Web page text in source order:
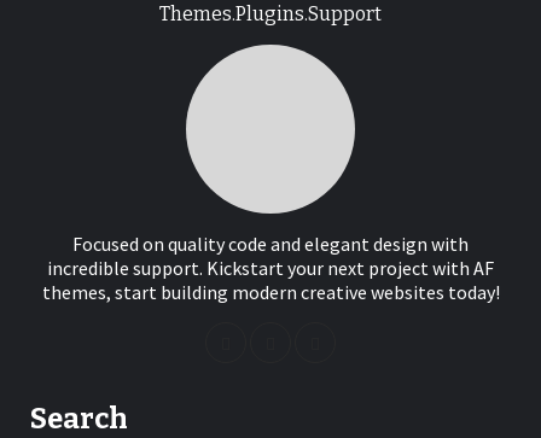
Themes.Plugins.Support
Focused on quality code and elegant design with
incredible support. Kickstart your next project with AF
themes, start building modern creative websites today!
Search